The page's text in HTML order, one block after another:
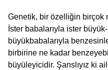
Genetik, bir özelliğin birçok
İster babalarıyla ister
büyükbabalarıyla
birbirine ne kadar
büyüleyicidir. Şanslıyız ki